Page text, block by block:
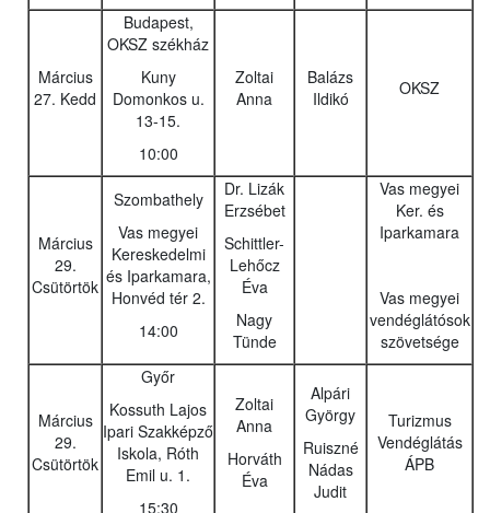
Március
27. Kedd
Budapest,
OKSZ székház
Kuny
Domonkos u.
13-15.
10:00
Zoltai
Anna
Balázs
Ildikó
OKSZ
Március
29.
Csütörtök
Szombathely
Vas megyei
Kereskedelmi
és Iparkamara,
Honvéd tér 2.
14:00
Dr. Lizák
Erzsébet
Schittler-
Lehőcz
Éva
Nagy
Tünde
Vas megyei
Ker. és
Iparkamara
Vas megyei
vendéglátósok
szövetsége
Március
29.
Csütörtök
Győr
Kossuth Lajos
Ipari Szakképző
Iskola, Róth
Emil u. 1.
15:30
Zoltai
Anna
Horváth
Éva
Alpári
György
Ruiszné
Nádas
Judit
Turizmus
Vendéglátás
ÁPB